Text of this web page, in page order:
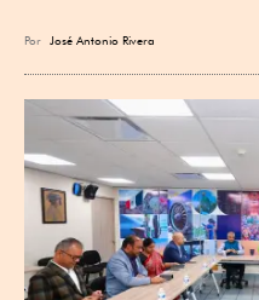
Por José Antonio Rivera